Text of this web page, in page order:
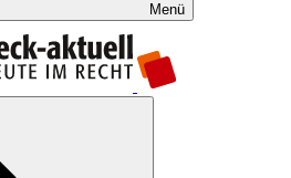
Menü